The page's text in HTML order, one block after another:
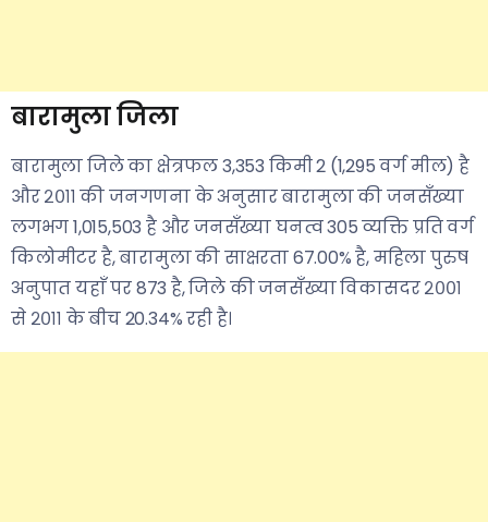
बारामुला जिला
बारामुला जिले का क्षेत्रफल 3,353 किमी 2 (1,295 वर्ग मील) है
और २०११ की जनगणना के अनुसार बारामुला की जनसँख्या
लगभग 1,015,503 है और जनसँख्या घनत्व 305 व्यक्ति प्रति वर्ग
किलोमीटर है, बारामुला की साक्षरता 67.00% है, महिला पुरुष
अनुपात यहाँ पर 873 है, जिले की जनसँख्या विकासदर २००१
से २०११ के बीच 20.34% रही है।